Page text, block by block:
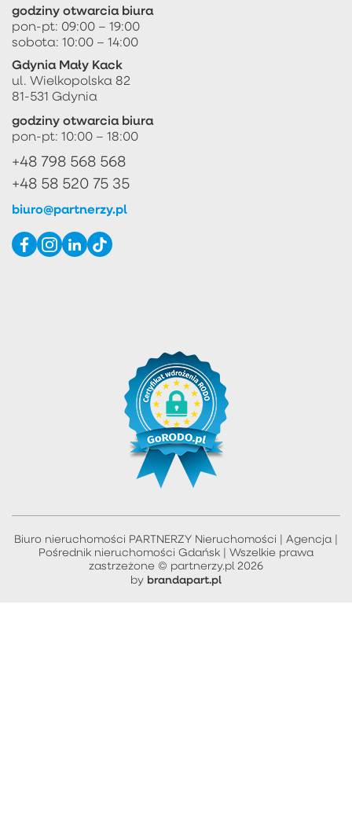
godziny otwarcia biura
pon-pt: 09:00 – 19:00
sobota: 10:00 – 14:00
Gdynia Mały Kack
ul. Wielkopolska 82
81-531 Gdynia
godziny otwarcia biura
pon-pt: 10:00 – 18:00
+48 798 568 568
+48 58 520 75 35
biuro@partnerzy.pl
Biuro nieruchomości PARTNERZY Nieruchomości | Agencja |
Pośrednik nieruchomości Gdańsk | Wszelkie prawa
zastrzeżone © partnerzy.pl 2026
by brandapart.pl